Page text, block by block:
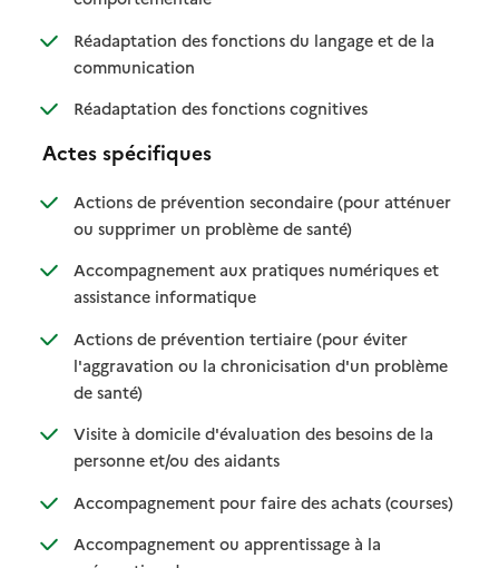
Réadaptation des fonctions du langage et de la
communication: disponible
: non disponible
Réadaptation des fonctions cognitives: disponible
: non disponible
Actes spécifiques
Actions de prévention secondaire (pour atténuer
ou supprimer un problème de santé): disponible
: non disponible
Accompagnement aux pratiques numériques et
assistance informatique: disponible
: non disponible
Actions de prévention tertiaire (pour éviter
l'aggravation ou la chronicisation d'un problème
de santé): disponible
: non disponible
Visite à domicile d'évaluation des besoins de la
personne et/ou des aidants: disponible
: non disponible
Accompagnement pour faire des achats (courses)
:
: non
Accompagnement ou apprentissage à la